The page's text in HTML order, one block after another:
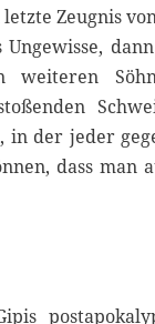
Zeugnis
weiteren
in der jeder
dass man